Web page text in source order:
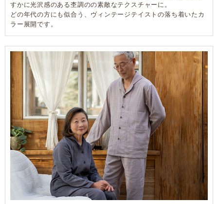
すかに光沢感のある杢調のの素敵なテクスチャーに。
どの年代の方にも似合う、ヴィンテージテイストの落ち着いたカ
ラー展開です。